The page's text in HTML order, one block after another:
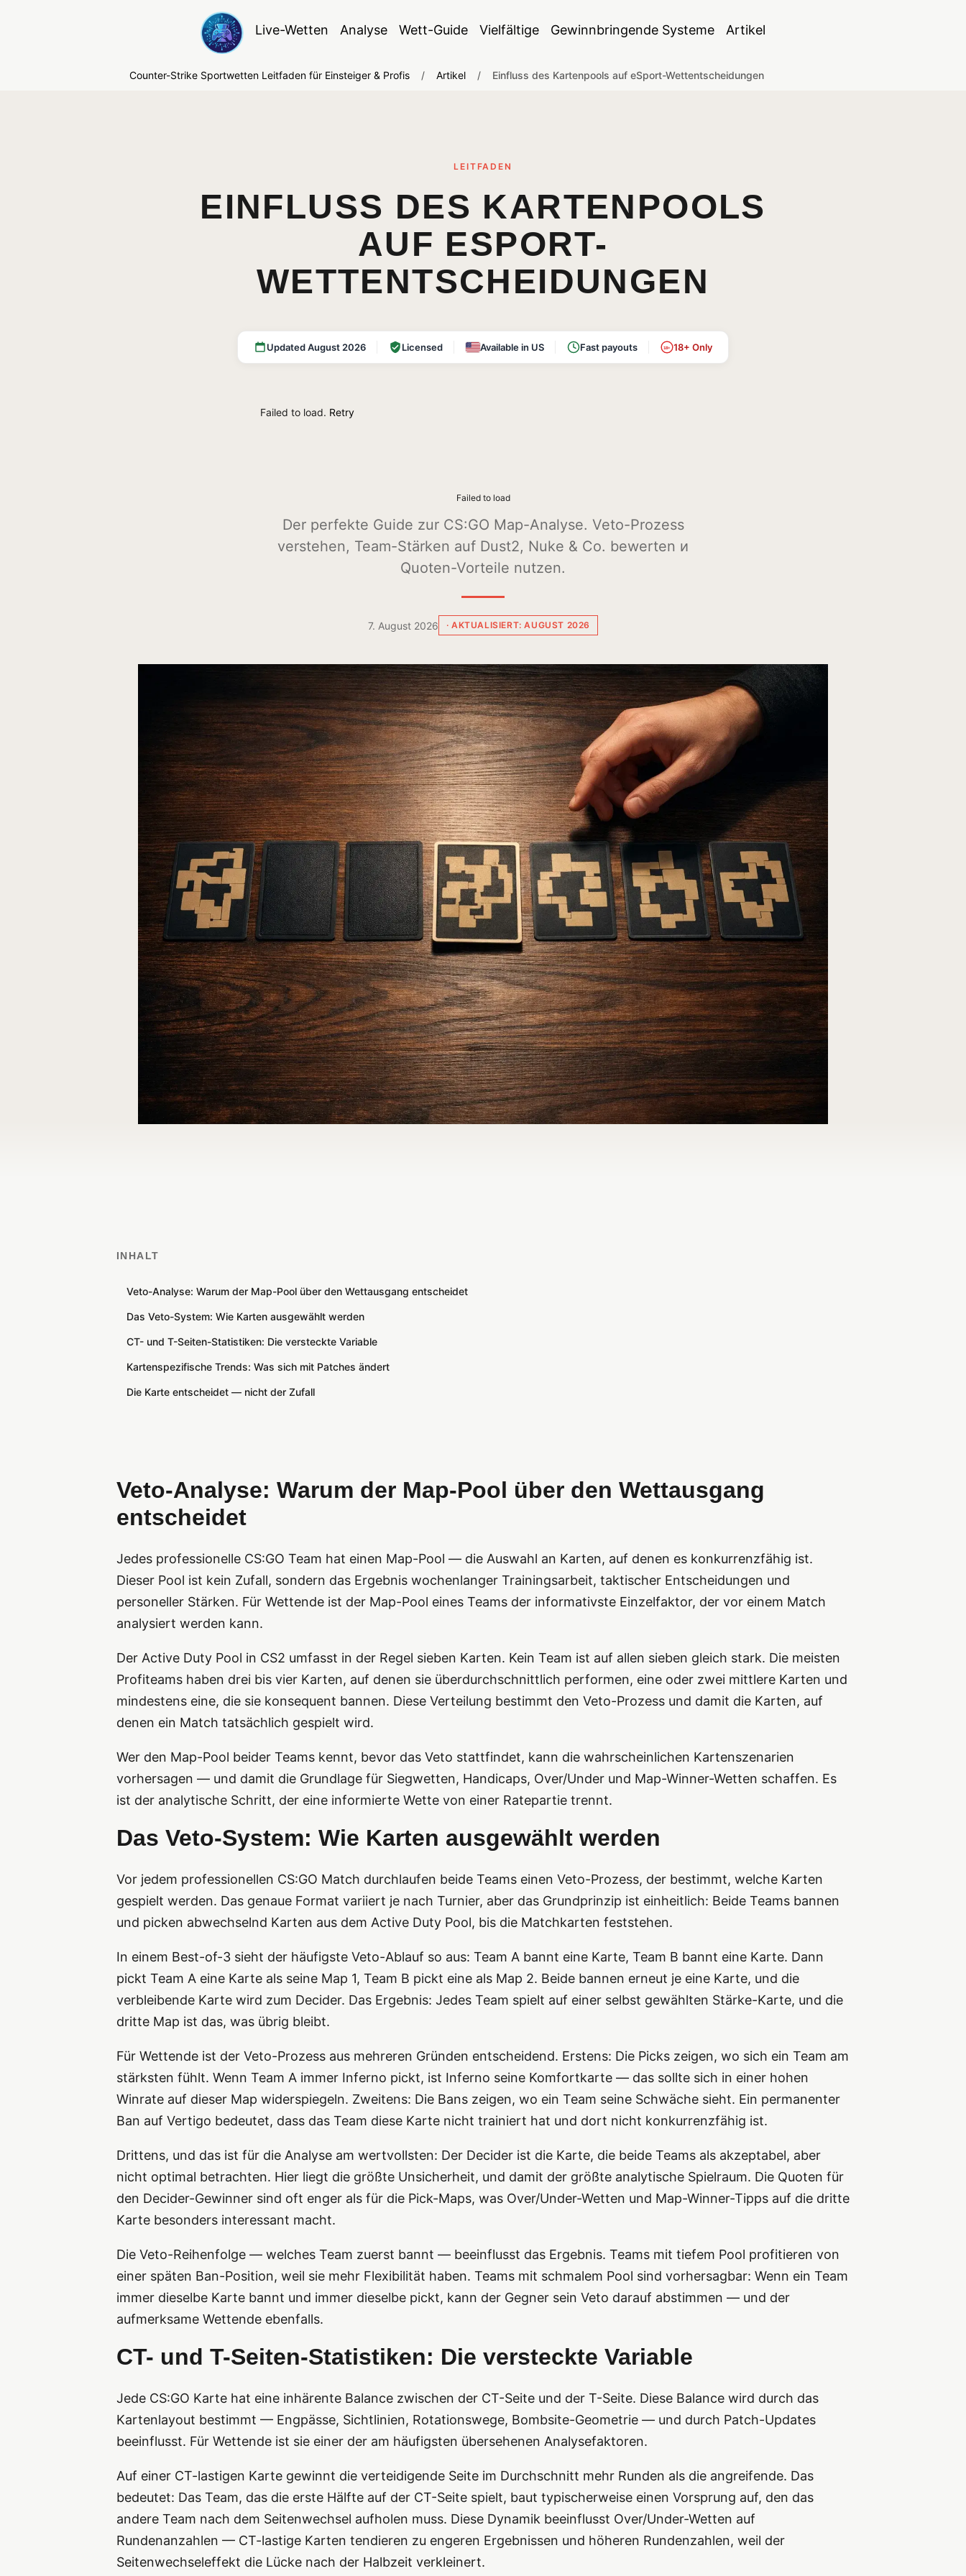
Live-Wetten Analyse Wett-Guide Vielfältige Gewinnbringende Systeme Artikel
Counter-Strike Sportwetten Leitfaden für Einsteiger & Profis / Artikel / Einfluss des Kartenpools auf eSport-Wettentscheidungen
LEITFADEN
EINFLUSS DES KARTENPOOLS
AUF ESPORT-
WETTENTSCHEIDUNGEN
Updated August 2026 Licensed Available in US Fast payouts 18+ 18+ Only
Failed to load. Retry
Failed to load
Der perfekte Guide zur CS:GO Map-Analyse. Veto-Prozess
verstehen, Team-Stärken auf Dust2, Nuke & Co. bewerten и
Quoten-Vorteile nutzen.
7. August 2026 · AKTUALISIERT: AUGUST 2026
INHALT
Veto-Analyse: Warum der Map-Pool über den Wettausgang entscheidet
Das Veto-System: Wie Karten ausgewählt werden
CT- und T-Seiten-Statistiken: Die versteckte Variable
Kartenspezifische Trends: Was sich mit Patches ändert
Die Karte entscheidet — nicht der Zufall
Veto-Analyse: Warum der Map-Pool über den Wettausgang
entscheidet
Jedes professionelle CS:GO Team hat einen Map-Pool — die Auswahl an Karten, auf denen es konkurrenzfähig ist.
Dieser Pool ist kein Zufall, sondern das Ergebnis wochenlanger Trainingsarbeit, taktischer Entscheidungen und
personeller Stärken. Für Wettende ist der Map-Pool eines Teams der informativste Einzelfaktor, der vor einem Match
analysiert werden kann.
Der Active Duty Pool in CS2 umfasst in der Regel sieben Karten. Kein Team ist auf allen sieben gleich stark. Die meisten
Profiteams haben drei bis vier Karten, auf denen sie überdurchschnittlich performen, eine oder zwei mittlere Karten und
mindestens eine, die sie konsequent bannen. Diese Verteilung bestimmt den Veto-Prozess und damit die Karten, auf
denen ein Match tatsächlich gespielt wird.
Wer den Map-Pool beider Teams kennt, bevor das Veto stattfindet, kann die wahrscheinlichen Kartenszenarien
vorhersagen — und damit die Grundlage für Siegwetten, Handicaps, Over/Under und Map-Winner-Wetten schaffen. Es
ist der analytische Schritt, der eine informierte Wette von einer Ratepartie trennt.
Das Veto-System: Wie Karten ausgewählt werden
Vor jedem professionellen CS:GO Match durchlaufen beide Teams einen Veto-Prozess, der bestimmt, welche Karten
gespielt werden. Das genaue Format variiert je nach Turnier, aber das Grundprinzip ist einheitlich: Beide Teams bannen
und picken abwechselnd Karten aus dem Active Duty Pool, bis die Matchkarten feststehen.
In einem Best-of-3 sieht der häufigste Veto-Ablauf so aus: Team A bannt eine Karte, Team B bannt eine Karte. Dann
pickt Team A eine Karte als seine Map 1, Team B pickt eine als Map 2. Beide bannen erneut je eine Karte, und die
verbleibende Karte wird zum Decider. Das Ergebnis: Jedes Team spielt auf einer selbst gewählten Stärke-Karte, und die
dritte Map ist das, was übrig bleibt.
Für Wettende ist der Veto-Prozess aus mehreren Gründen entscheidend. Erstens: Die Picks zeigen, wo sich ein Team am
stärksten fühlt. Wenn Team A immer Inferno pickt, ist Inferno seine Komfortkarte — das sollte sich in einer hohen
Winrate auf dieser Map widerspiegeln. Zweitens: Die Bans zeigen, wo ein Team seine Schwäche sieht. Ein permanenter
Ban auf Vertigo bedeutet, dass das Team diese Karte nicht trainiert hat und dort nicht konkurrenzfähig ist.
Drittens, und das ist für die Analyse am wertvollsten: Der Decider ist die Karte, die beide Teams als akzeptabel, aber
nicht optimal betrachten. Hier liegt die größte Unsicherheit, und damit der größte analytische Spielraum. Die Quoten für
den Decider-Gewinner sind oft enger als für die Pick-Maps, was Over/Under-Wetten und Map-Winner-Tipps auf die dritte
Karte besonders interessant macht.
Die Veto-Reihenfolge — welches Team zuerst bannt — beeinflusst das Ergebnis. Teams mit tiefem Pool profitieren von
einer späten Ban-Position, weil sie mehr Flexibilität haben. Teams mit schmalem Pool sind vorhersagbar: Wenn ein Team
immer dieselbe Karte bannt und immer dieselbe pickt, kann der Gegner sein Veto darauf abstimmen — und der
aufmerksame Wettende ebenfalls.
CT- und T-Seiten-Statistiken: Die versteckte Variable
Jede CS:GO Karte hat eine inhärente Balance zwischen der CT-Seite und der T-Seite. Diese Balance wird durch das
Kartenlayout bestimmt — Engpässe, Sichtlinien, Rotationswege, Bombsite-Geometrie — und durch Patch-Updates
beeinflusst. Für Wettende ist sie einer der am häufigsten übersehenen Analysefaktoren.
Auf einer CT-lastigen Karte gewinnt die verteidigende Seite im Durchschnitt mehr Runden als die angreifende. Das
bedeutet: Das Team, das die erste Hälfte auf der CT-Seite spielt, baut typischerweise einen Vorsprung auf, den das
andere Team nach dem Seitenwechsel aufholen muss. Diese Dynamik beeinflusst Over/Under-Wetten auf
Rundenanzahlen — CT-lastige Karten tendieren zu engeren Ergebnissen und höheren Rundenzahlen, weil der
Seitenwechseleffekt die Lücke nach der Halbzeit verkleinert.